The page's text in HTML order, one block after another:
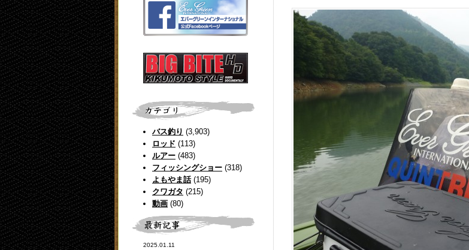
バス釣り (3,903)
ロッド (113)
ルアー (483)
フィッシングショー (318)
よもやま話(195)
クワガタ (215)
動画 (80)
2025.01.11